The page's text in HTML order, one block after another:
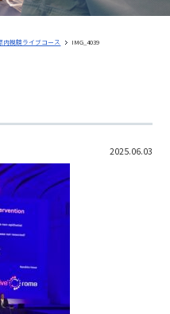
内視鏡ライブコース IMG_4039
2025.06.03